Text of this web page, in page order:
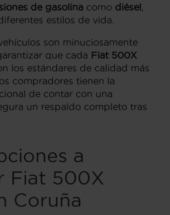
de gasolina como diésel,
estilos de vida.
son minuciosamente
que cada Fiat 500X
los estándares de calidad más
compradores tienen la
de contar con una
un respaldo completo tras
a
Fiat 500X
Coruña